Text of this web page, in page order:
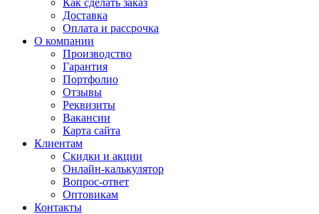
Как сделать заказ
Доставка
Оплата и рассрочка
О компании
Производство
Гарантия
Портфолио
Отзывы
Реквизиты
Вакансии
Карта сайта
Клиентам
Скидки и акции
Онлайн-калькулятор
Вопрос-ответ
Оптовикам
Контакты